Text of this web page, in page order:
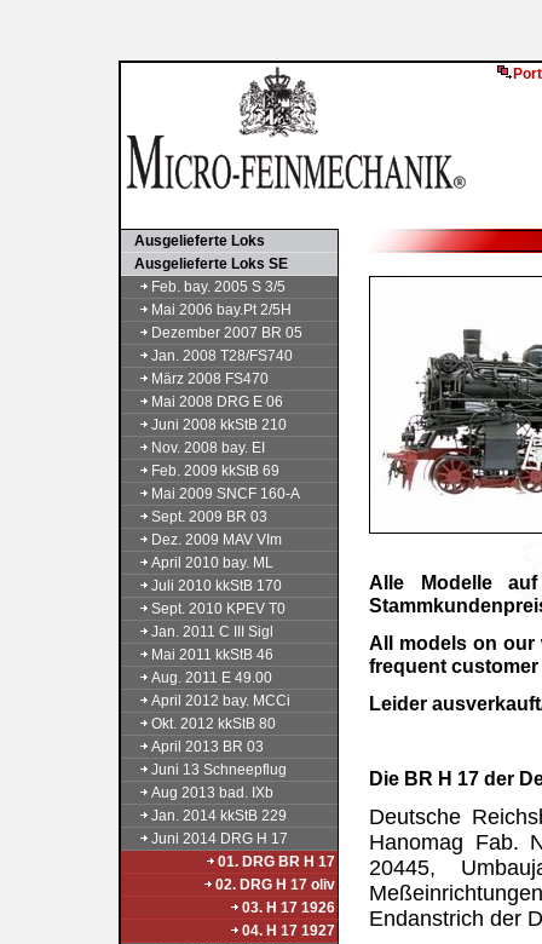
Ausgelieferte Loks
Ausgelieferte Loks SE
Feb. bay. 2005 S 3/5
Mai 2006 bay.Pt 2/5H
Dezember 2007 BR 05
Jan. 2008 T28/FS740
März 2008 FS470
Mai 2008 DRG E 06
Juni 2008 kkStB 210
Nov. 2008 bay. EI
Feb. 2009 kkStB 69
Mai 2009 SNCF 160-A
Sept. 2009 BR 03
Dez. 2009 MAV VIm
April 2010 bay. ML
Juli 2010 kkStB 170
Sept. 2010 KPEV T0
Jan. 2011 C III Sigl
Mai 2011 kkStB 46
Aug. 2011 E 49.00
April 2012 bay. MCCi
Okt. 2012 kkStB 80
April 2013 BR 03
Juni 13 Schneepflug
Aug 2013 bad. IXb
Jan. 2014 kkStB 229
Juni 2014 DRG H 17
01. DRG BR H 17
02. DRG H 17 oliv
03. H 17 1926
04. H 17 1927
Alle Modelle
All models on our
frequent
Leider
Die BR H 17 der
Deutsche
Hanomag Fab.
20445,
Endanstrich der